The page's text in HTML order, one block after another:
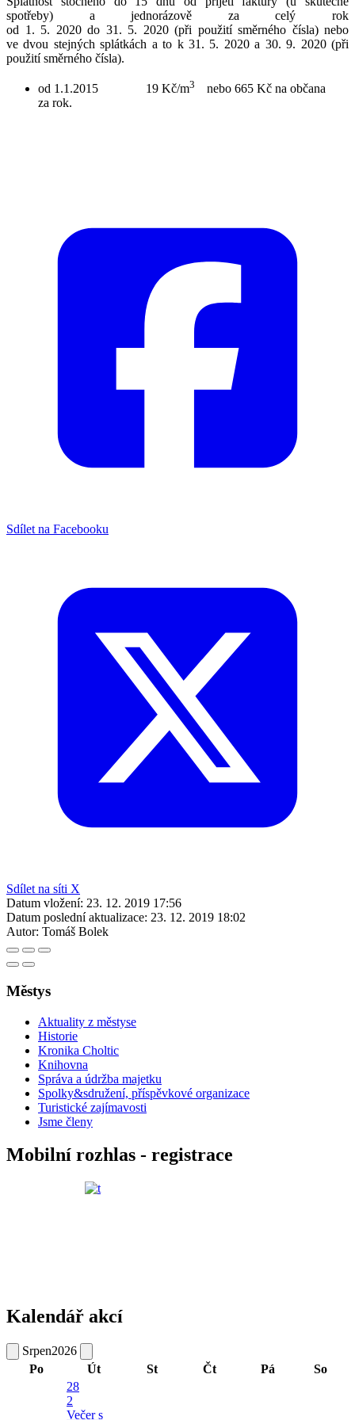
spotřeby) a jednorázově za celý rok
od 1. 5. 2020 do 31. 5. 2020 (při použití směrného čísla) nebo
ve dvou stejných splátkách a to k 31. 5. 2020 a 30. 9. 2020 (při
použití směrného čísla).
od 1.1.2015 19 Kč/m3
nebo 665 Kč na občana
za rok.
Sdílet na Facebooku
Sdílet na síti X
Datum vložení: 23. 12. 2019 17:56
Datum poslední aktualizace: 23. 12. 2019 18:02
Autor: Tomáš Bolek
Městys
Aktuality z městyse
Historie
Kronika Choltic
Knihovna
Správa a údržba majetku
Spolky&sdružení, příspěvkové organizace
Turistické zajímavosti
Jsme členy
Mobilní rozhlas - registrace
Kalendář akcí
Srpen2026
Po
Út St Čt Pá So
28
2
Večer s